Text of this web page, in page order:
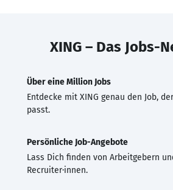
XING – Das Jobs-
Über eine Million Jobs
Entdecke mit XING genau den Job,
passt.
Persönliche Job-Angebote
Lass Dich finden von Arbeitgebern
Recruiter·innen.